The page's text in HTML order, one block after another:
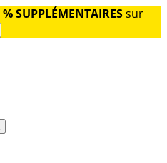
SUPPLÉMENTAIRESsur